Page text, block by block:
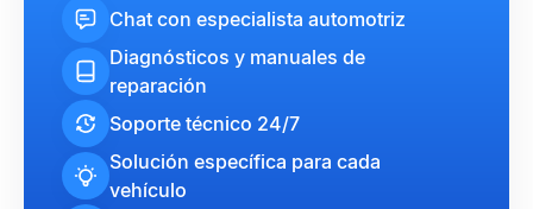
Chat con especialista automotriz
Diagnósticos y manuales de
reparación
Soporte técnico 24/7
Solución específica para cada
vehículo